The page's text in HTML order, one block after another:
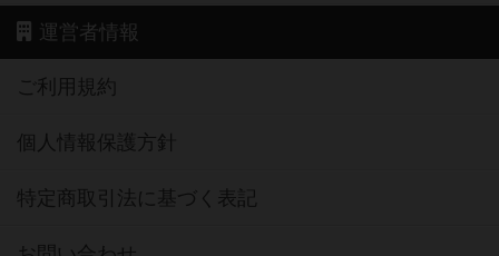
運営者情報
ご利用規約
個人情報保護方針
特定商取引法に基づく表記